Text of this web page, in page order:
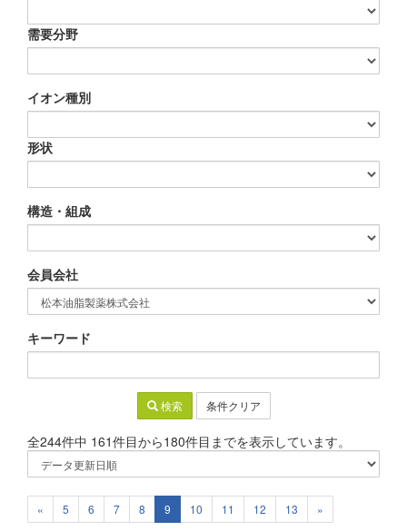
需要分野
イオン種別
形状
構造・組成
会員会社
キーワード
検索 条件クリア
全244件中 161件目から180件目までを表示しています。
« 5 6 7 8 9 10 11 12 13 »